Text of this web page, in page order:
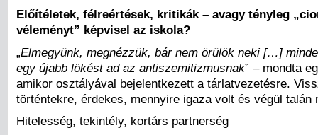
Előítéletek, félreértések, kritikák – avagy tényleg
véleményt” képvisel az iskola?
„Elmegyünk, megnézzük, bár nem örülök neki […]
egy újabb lökést ad az antiszemitizmusnak” – mondta
amikor osztályával bejelentkezett a tárlatvezetésre.
történtekre, érdekes, mennyire igaza volt és végül talán
Hitelesség, tekintély, kortárs partnerség